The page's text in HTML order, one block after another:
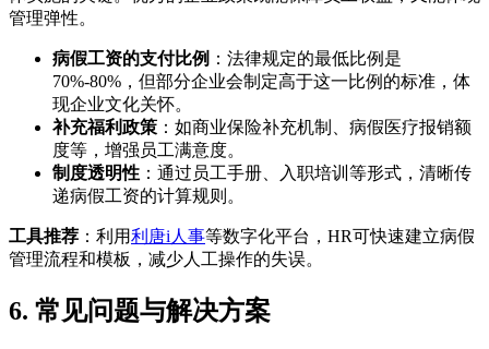
管理弹性。
病假工资的支付比例 ：法律规定的最低比例是
70%-80%，但部分企业会制定高于这一比例的标准，体
现企业文化关怀。
补充福利政策 ：如商业保险补充机制、病假医疗报销额
度等，增强员工满意度。
制度透明性 ：通过员工手册、入职培训等形式，清晰传
递病假工资的计算规则。
工具推荐 ：利用利唐i人事等数字化平台，HR可快速建立病假
管理流程和模板，减少人工操作的失误。
6. 常见问题与解决方案